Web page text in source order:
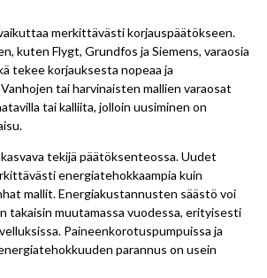
merkittävästi korjauspäätökseen.
kuten Flygt, Grundfos ja Siemens, varaosia
tekee korjauksesta nopeaa ja
tai harvinaisten mallien varaosat
tai kalliita, jolloin uusiminen on
tekijä päätöksenteossa. Uudet
energiatehokkaampia kuin
mallit. Energiakustannusten säästö voi
takaisin muutamassa vuodessa, erityisesti
Paineenkorotuspumpuissa ja
parannus on usein